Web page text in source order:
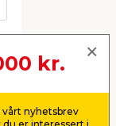
Nestekr.
nyhetsbrev